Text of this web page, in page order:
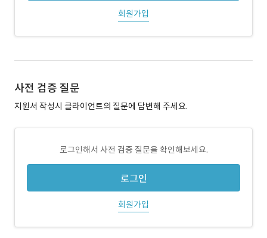
회원가입
사전 검증 질문
지원서 작성시 클라이언트의 질문에 답변해 주세요.
로그인해서 사전 검증 질문을 확인해보세요.
로그인
회원가입